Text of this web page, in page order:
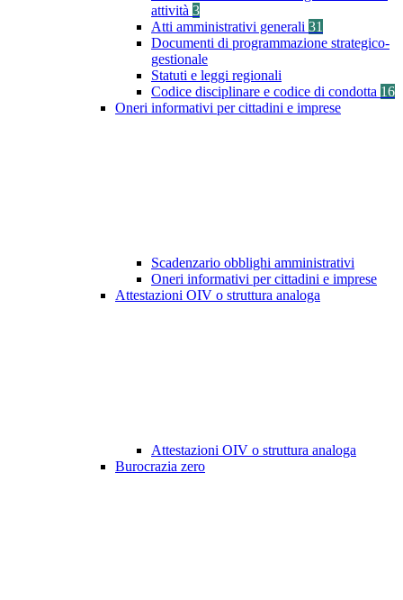
attività 3
Atti amministrativi generali 31
Documenti di programmazione strategico-
gestionale
Statuti e leggi regionali
Codice disciplinare e codice di condotta 16
Oneri informativi per cittadini e imprese
Scadenzario obblighi amministrativi
Oneri informativi per cittadini e imprese
Attestazioni OIV o struttura analoga
Attestazioni OIV o struttura analoga
Burocrazia zero